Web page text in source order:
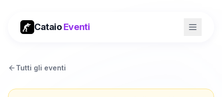
CataioEventi
Tutti gli eventi